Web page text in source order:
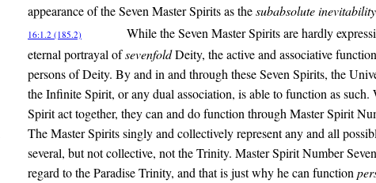
appearance of the Seven Master Spirits as thesubabsolute
16:1.2 (185.2) While the Seven Master Spirits are hardly
eternal portrayal ofsevenfoldDeity, the active and associative
persons of Deity. By and in and through these Seven Spirits, the
the Infinite Spirit, or any dual association, is able to function as such.
Spirit act together, they can and do function through Master Spirit
The Master Spirits singly and collectively represent any and all
several, but not collective, not the Trinity. Master Spirit Number
regard to the Paradise Trinity, and that is just why he can function